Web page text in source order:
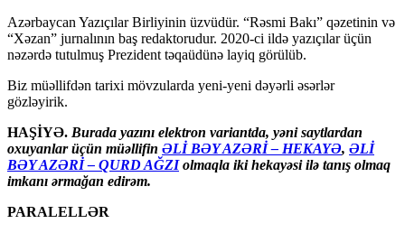
Azərbaycan Yazıçılar Birliyinin üzvüdür. “Rəsmi Bakı” qəzetinin və
“Xəzan” jurnalının baş redaktorudur. 2020-ci ildə yazıçılar üçün
nəzərdə tutulmuş Prezident təqaüdünə layiq görülüb.
Biz müəllifdən tarixi mövzularda yeni-yeni dəyərli əsərlər
gözləyirik.
HAŞİYƏ. Burada yazını elektron variantda, yəni saytlardan
oxuyanlar üçün müəllifin ƏLİ BƏY AZƏRİ – HEKAYƏ, ƏLİ
BƏY AZƏRİ – QURD AĞZIolmaqla iki hekayəsi ilə tanış olmaq
imkanı ərmağan edirəm.
PARALELLƏR